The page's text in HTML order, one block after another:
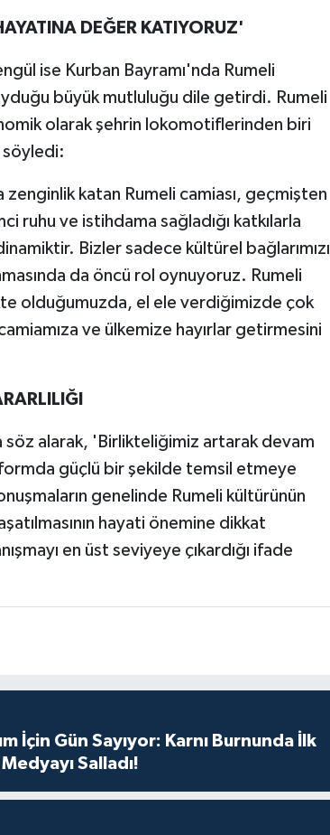
DEĞER KATIYORUZ'
ise Kurban Bayramı'nda Rumeli
büyük mutluluğu dile getirdi. Rumeli
olarak şehrin lokomotiflerinden biri
söyledi:
katan Rumeli camiası, geçmişten
ruhu ve istihdama sağladığı katkılarla
Bizler sadece kültürel bağlarımızı
da öncü rol oynuyoruz. Rumeli
olduğumuzda, el ele verdiğimizde çok
ve ülkemize hayırlar getirmesini
söz alarak, 'Birlikteliğimiz artarak devam
güçlü bir şekilde temsil etmeye
genelinde Rumeli kültürünün
hayati önemine dikkat
en üst seviyeye çıkardığı ifade
İçin Gün Sayıyor: Karnı Burnunda İlk
Salladı!